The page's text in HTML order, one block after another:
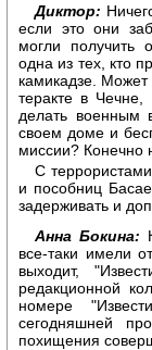
Диктор:
если это они
могли получить
одна из тех, кто
камикадзе.
теракте в
делать военным
своем доме и
миссии? Конечно
С
и пособниц
задерживать и
Анна Бокина:
все-таки имели
выходит,
редакционной
номере
сегодняшней
похищения